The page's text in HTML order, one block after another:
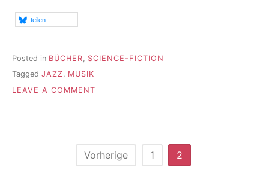
teilen
Posted in BÜCHER, SCIENCE-FICTION
Tagged JAZZ, MUSIK
LEAVE A COMMENT
Seitennummerierung
Vorherige 1 2